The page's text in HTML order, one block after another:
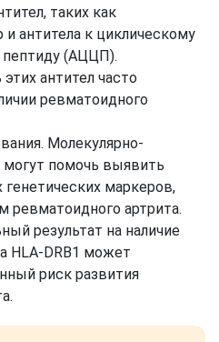
таких как
антитела к циклическому
пептиду (АЦЦП).
антител часто
ревматоидного
Молекулярно-
могут помочь выявить
маркеров,
ревматоидного артрита.
результат на наличие
HLA-DRB1 может
риск развития